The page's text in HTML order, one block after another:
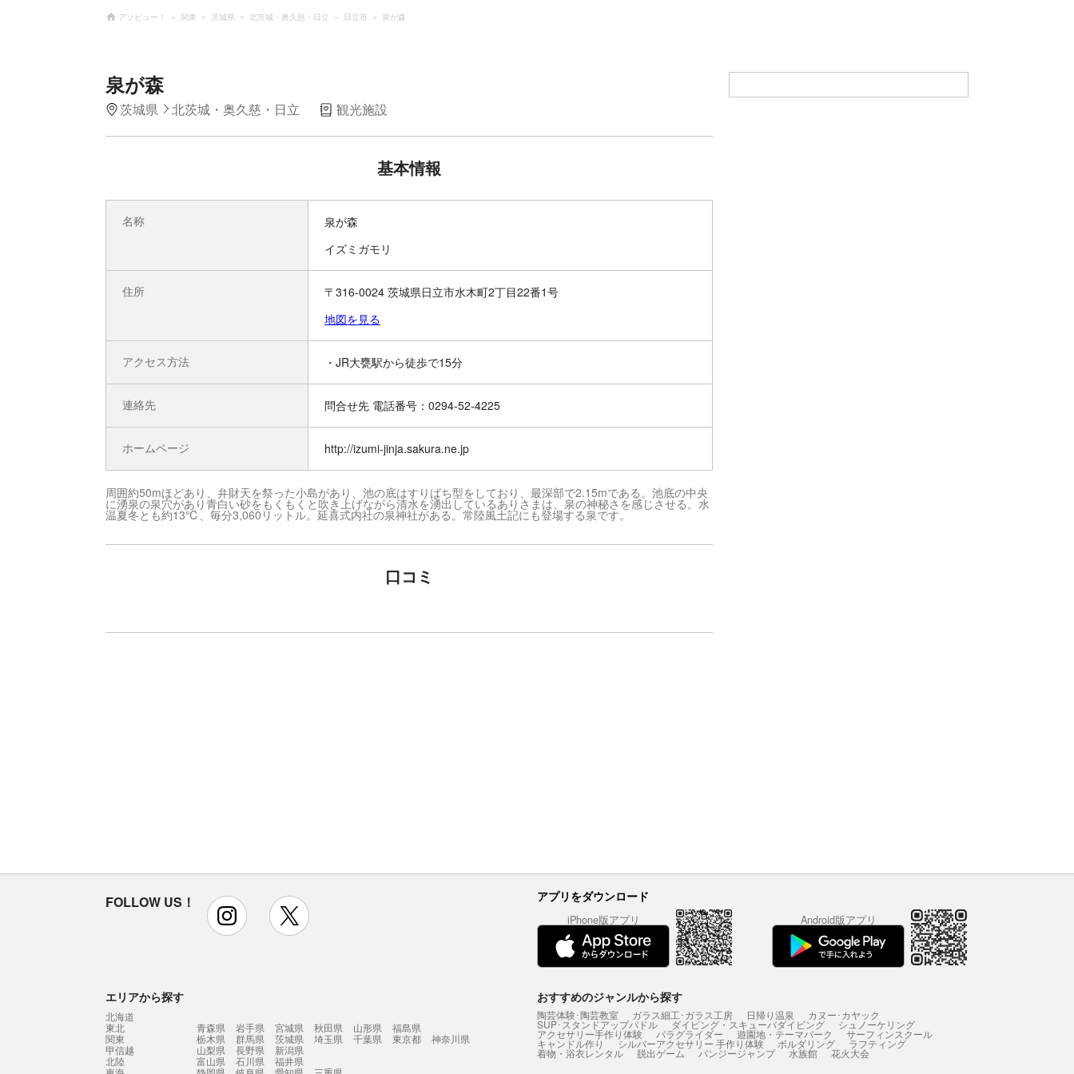
アソビュー！ 関東 茨城県 北茨城・奥久慈・日立 日立市 泉が森
泉が森
茨城県 北茨城・奥久慈・日立 観光施設
基本情報
名称
泉が森
イズミガモリ
住所
〒316-0024 茨城県日立市水木町2丁目22番1号
地図を見る
アクセス方法 ・JR大甕駅から徒歩で15分
連絡先 問合せ先 電話番号：0294-52-4225
ホームページ http://izumi-jinja.sakura.ne.jp
周囲約50mほどあり、弁財天を祭った小島があり、池の底はすりばち型をしており、最深部で2.15mである。池底の中央
に湧泉の泉穴があり青白い砂をもくもくと吹き上げながら清水を湧出しているありさまは、泉の神秘さを感じさせる。水
温夏冬とも約13℃、毎分3,060リットル。延喜式内社の泉神社がある。常陸風土記にも登場する泉です。
口コミ
FOLLOW US！ instagram アプリをダウンロード
iPhone版アプリ Android版アプリ
エリアから探す
北海道
東北
青森県 岩手県 宮城県 秋田県 山形県
福島県
関東
栃木県 群馬県 茨城県 埼玉県 千葉県 東京都
神奈川県
甲信越
山梨県 長野県
新潟県
北陸
富山県 石川県
福井県
おすすめのジャンルから探す
陶芸体験･陶芸教室 ガラス細工･ガラス工房 日帰り温泉 カヌー･カヤック
SUP･スタンドアップパドル ダイビング・スキューバダイビング シュノーケリング
アクセサリー手作り体験 パラグライダー 遊園地・テーマパーク サーフィンスクール
キャンドル作り シルバーアクセサリー 手作り体験 ボルダリング ラフティング
着物・浴衣レンタル 脱出ゲーム バンジージャンプ 水族館 花火大会